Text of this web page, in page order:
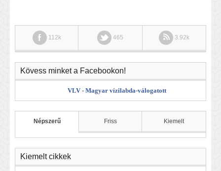
112k 465 3.92k
Kövess minket a Facebookon!
VLV - Magyar vízilabda-válogatott
Népszerű Friss Kiemelt
Kiemelt cikkek